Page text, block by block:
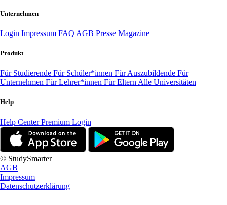
Unternehmen
Login Impressum FAQ AGB Presse Magazine
Produkt
Für Studierende Für Schüler*innen Für Auszubildende Für
Unternehmen Für Lehrer*innen Für Eltern Alle Universitäten
Help
Help CenterPremium Login
© StudySmarter
AGB
Impressum
Datenschutzerklärung